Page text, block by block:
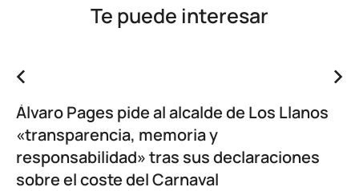
Te puede interesar
Álvaro Pages pide al alcalde de Los Llanos
«transparencia, memoria y
responsabilidad» tras sus declaraciones
sobre el coste del Carnaval